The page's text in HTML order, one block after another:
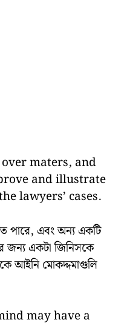
maters, and
and illustrate
lawyers’ cases.
পারে, এবং অন্য একটি
জন্য একটা জিনিসকে
আইনি মোকদ্দমাগুলি
may have a